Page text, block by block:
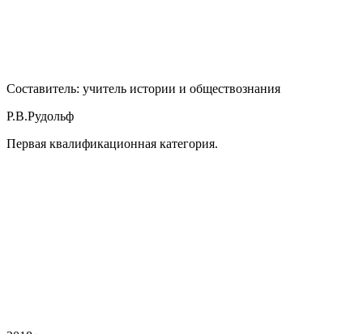
Составитель: учитель истории и обществознания
Р.В.Рудольф
Первая квалификационная категория.